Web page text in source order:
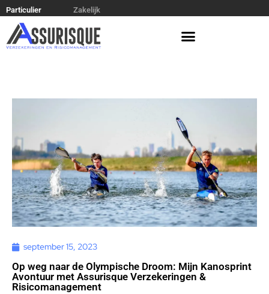
Particulier Zakelijk
september 15, 2023
Op weg naar de Olympische Droom: Mijn Kanosprint
Avontuur met Assurisque Verzekeringen &
Risicomanagement